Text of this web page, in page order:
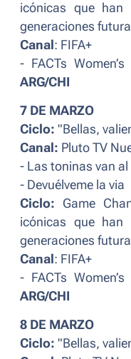
icónicas que
generaciones
Canal : FIFA+
- FACTs Women’s
ARG/CHI
7 DE MARZO
Ciclo: "Bellas,
Canal: Pluto TV
- Las toninas van al
- Devuélveme la via
Ciclo: Game
icónicas que
generaciones
Canal : FIFA+
- FACTs Women’s
ARG/CHI
8 DE MARZO
Ciclo: "Bellas,